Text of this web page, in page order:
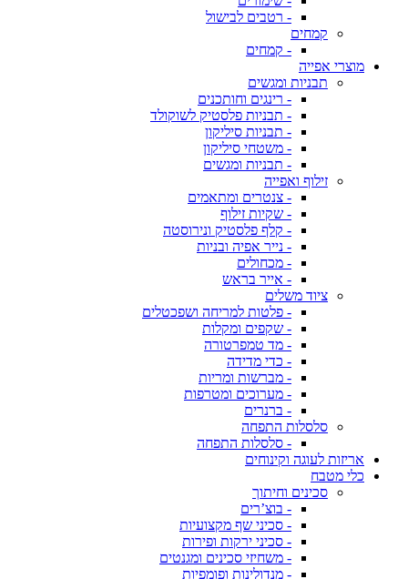
- רטבים לבישול
קמחים
- קמחים
מוצרי אפייה
תבניות ומגשים
- רינגים וחותכנים
- תבניות פלסטיק לשוקולד
- תבניות סיליקון
- משטחי סיליקון
- תבניות ומגשים
זילוף ואפייה
- צנטרים ומתאמים
- שקיות זילוף
- קלף פלסטיק ונירוסטה
- נייר אפיה ובניות
- מכחולים
- אייר בראש
ציוד משלים
- פלטות למריחה ושפכטלים
- שקפים ומקלות
- מד טמפרטורה
- כדי מדידה
- מברשות ומריות
- מערוכים ומטרפות
- ברנרים
סלסלות התפחה
- סלסלות התפחה
אריזות לעוגה וקינוחים
כלי מטבח
סכינים וחיתוך
- בוצ’רים
- סכיני שף מקצועיות
- סכיני ירקות ופירות
- משחיזי סכינים ומגנטים
- מנדולינות ופומפיות